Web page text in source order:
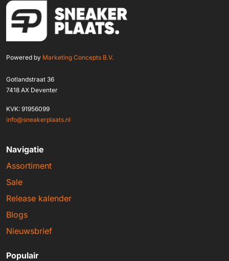
Powered by Marketing Concepts B.V.
Gotlandstraat 36
7418 AX Deventer
KVK: 91956099
info@sneakerplaats.nl
Navigatie
Assortiment
Sale
Release kalender
Blogs
Nieuwsbrief
Populair